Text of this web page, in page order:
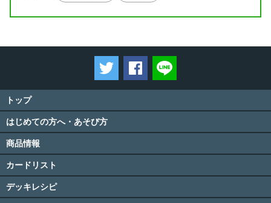
ツイートするFacebookでシェアする
トップ
はじめての方へ・あそび方
商品情報
カードリスト
デッキレシピ